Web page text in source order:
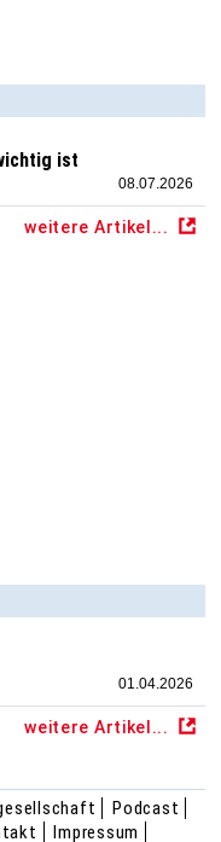
ist
08.07.2026
weitere Artikel...
01.04.2026
weitere Artikel...
Podcast
Impressum